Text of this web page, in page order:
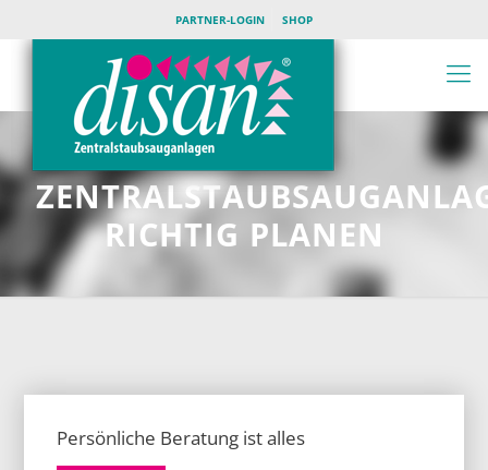
PARTNER-LOGIN SHOP
RICHTIG PLANEN
Persönliche Beratung ist alles